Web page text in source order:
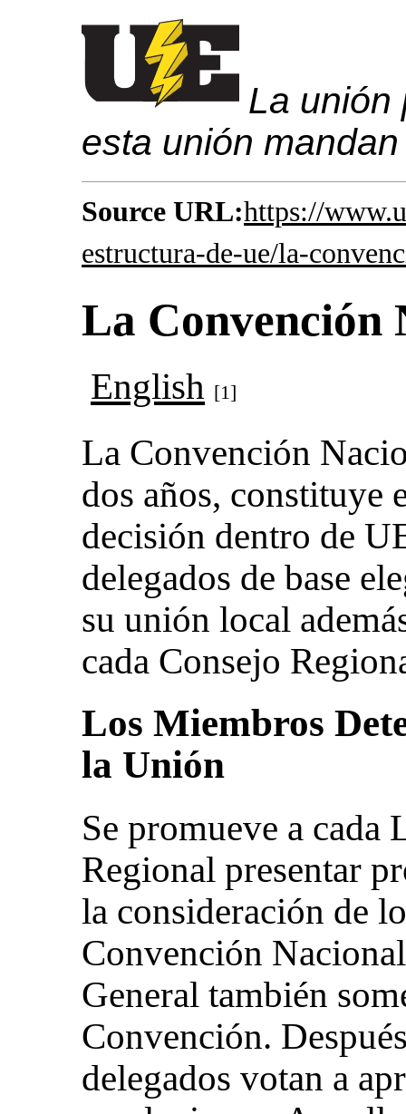
La unión
esta unión
Source URL:https://
estructura-de-ue/la-
La Convención
English [1]
La Convención
dos años, constituye
decisión dentro de
delegados de base
su unión local
cada Consejo
Los Miembros
la Unión
Se promueve a cada
Regional presentar
la consideración de
Convención
General también
Convención.
delegados votan a